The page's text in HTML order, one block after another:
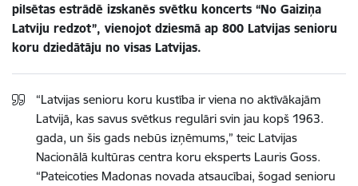
pilsētas estrādē izskanēs svētku koncerts “No Gaiziņa
Latviju redzot”, vienojot dziesmā ap 800 Latvijas senioru
koru dziedātāju no visas Latvijas.
“Latvijas senioru koru kustība ir viena no aktīvākajām
Latvijā, kas savus svētkus regulāri svin jau kopš 1963.
gada, un šis gads nebūs izņēmums,” teic Latvijas
Nacionālā kultūras centra koru eksperts Lauris Goss.
“Pateicoties Madonas novada atsaucībai, šogad senioru